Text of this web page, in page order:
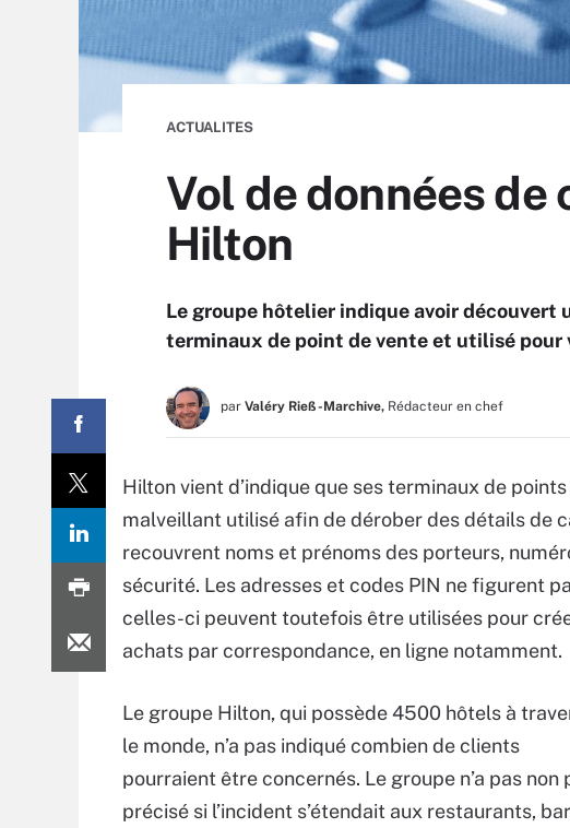
ACTUALITES
Vol de données
Hilton
Le groupe hôtelier indique avoir
terminaux de point de vente et utilisé pour
par Valéry Rieß-Marchive, Rédacteur en chef
Hilton vient d’indique que ses terminaux de
malveillant utilisé afin de dérober des détails de
recouvrent noms et prénoms des porteurs,
sécurité. Les adresses et codes PIN ne figurent
celles-ci peuvent toutefois être utilisées pour
achats par correspondance, en ligne notamment.
Le groupe Hilton, qui possède 4500 hôtels à
le monde, n’a pas indiqué combien de clients
pourraient être concernés. Le groupe n’a pas non
précisé si l’incident s’étendait aux restaurants,